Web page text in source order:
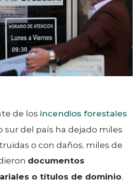
de los incendios forestales
sur del país ha dejado miles
o con daños, miles de
documentos
o títulos de dominio.